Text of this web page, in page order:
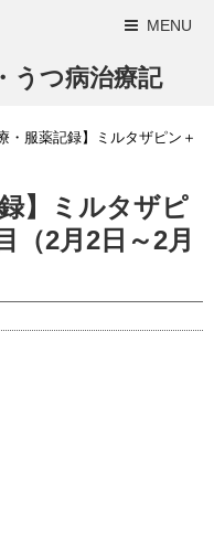
MENU
うつ病治療記
・服薬記録】ミルタザピン＋
】ミルタザピ
（2月2日～2月